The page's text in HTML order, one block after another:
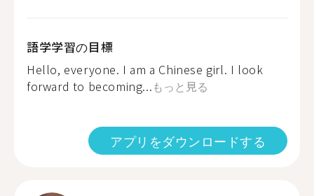
語学学習の目標
Hello, everyone. I am a Chinese girl. I look
forward to becoming...もっと見る
アプリをダウンロードする